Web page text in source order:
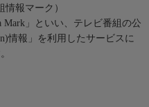
情報マーク）
Mark」といい、テレビ番組の公
情報」を利用したサービスに